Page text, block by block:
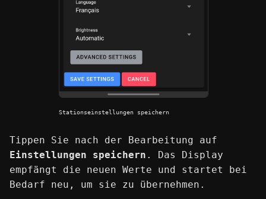
Stationseinstellungen speichern
Tippen Sie nach der Bearbeitung auf
Einstellungen speichern . Das Display
empfängt die neuen Werte und startet bei
Bedarf neu, um sie zu übernehmen.